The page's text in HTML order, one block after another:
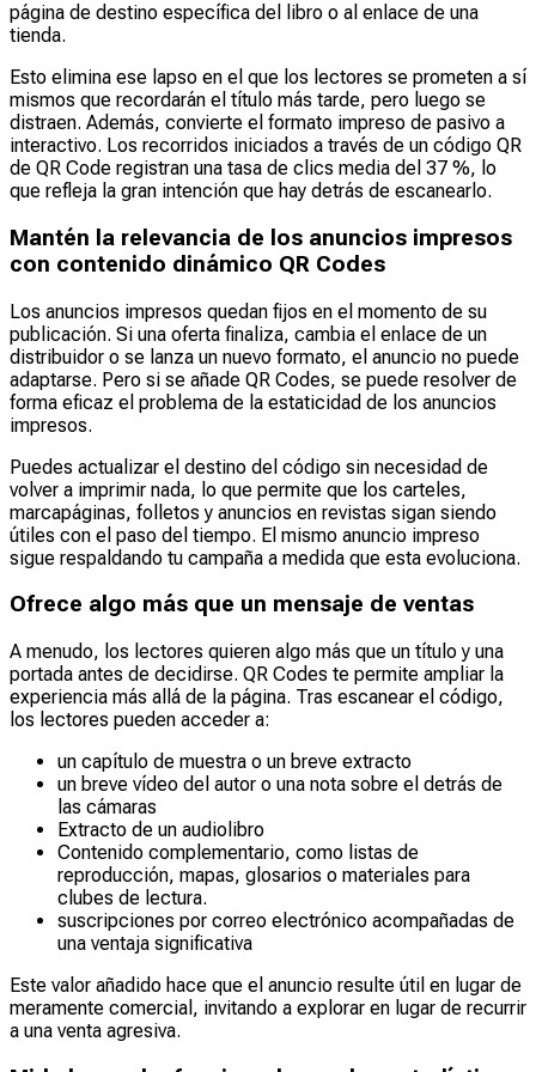
página de destino específica del libro o al enlace de una
tienda.
Esto elimina ese lapso en el que los lectores se prometen a sí
mismos que recordarán el título más tarde, pero luego se
distraen. Además, convierte el formato impreso de pasivo a
interactivo. Los recorridos iniciados a través de un código QR
de QR Code registran una tasa de clics media del 37 %, lo
que refleja la gran intención que hay detrás de escanearlo.
Mantén la relevancia de los anuncios impresos
con contenido dinámico QR Codes
Los anuncios impresos quedan fijos en el momento de su
publicación. Si una oferta finaliza, cambia el enlace de un
distribuidor o se lanza un nuevo formato, el anuncio no puede
adaptarse. Pero si se añade QR Codes, se puede resolver de
forma eficaz el problema de la estaticidad de los anuncios
impresos.
Puedes actualizar el destino del código sin necesidad de
volver a imprimir nada, lo que permite que los carteles,
marcapáginas, folletos y anuncios en revistas sigan siendo
útiles con el paso del tiempo. El mismo anuncio impreso
sigue respaldando tu campaña a medida que esta evoluciona.
Ofrece algo más que un mensaje de ventas
A menudo, los lectores quieren algo más que un título y una
portada antes de decidirse. QR Codes te permite ampliar la
experiencia más allá de la página. Tras escanear el código,
los lectores pueden acceder a:
un capítulo de muestra o un breve extracto
un breve vídeo del autor o una nota sobre el detrás de
las cámaras
Extracto de un audiolibro
Contenido complementario, como listas de
reproducción, mapas, glosarios o materiales para
clubes de lectura.
suscripciones por correo electrónico acompañadas de
una ventaja significativa
Este valor añadido hace que el anuncio resulte útil en lugar de
meramente comercial, invitando a explorar en lugar de recurrir
a una venta agresiva.